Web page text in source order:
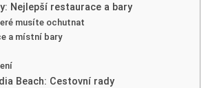
Nejlepší restaurace a bary
musíte ochutnat
a místní bary
Beach: Cestovní rady